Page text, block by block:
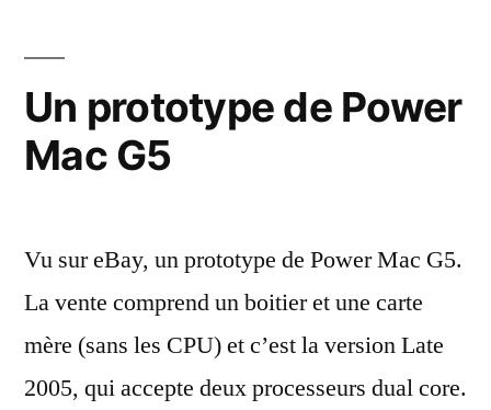
Un prototype de Power
Mac G5
Vu sur eBay, un prototype de Power Mac G5.
La vente comprend un boitier et une carte
mère (sans les CPU) et c’est la version Late
2005, qui accepte deux processeurs dual core.